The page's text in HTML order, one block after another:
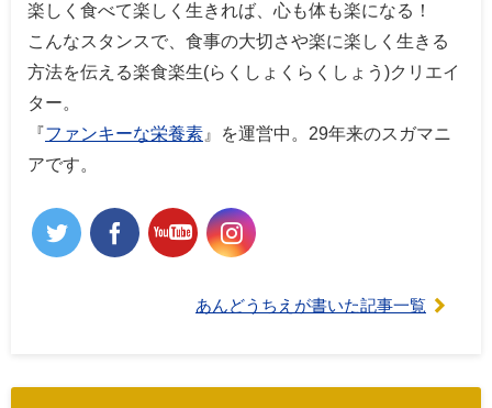
楽しく食べて楽しく生きれば、心も体も楽になる！
こんなスタンスで、食事の大切さや楽に楽しく生きる
方法を伝える楽食楽生(らくしょくらくしょう)クリエイ
ター。
『ファンキーな栄養素 』を運営中。29年来のスガマニ
アです。
あんどうちえが書いた記事一覧